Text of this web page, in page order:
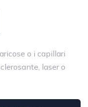
o i capillari
laser o